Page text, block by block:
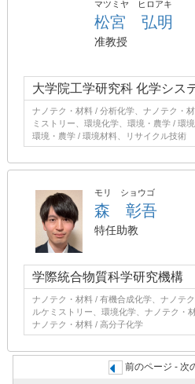
マツミヤ ヒロアキ
松宮 弘明
准教授
大学院工学研究科 化学シス
ナノテク・材料 / 分析化学、ナノテク・
ミストリー、環境化学、環境・農学 / 環
環境・農学 / 環境材料、リサイクル技術
モリ ショウゴ
森 彰吾
特任助教
学際統合物質科学研究機構
ナノテク・材料 / 有機合成化学、ナノテ
ルケミストリー、環境化学、ナノテク・
ナノテク・材料 / 高分子化学
前のページ - 次